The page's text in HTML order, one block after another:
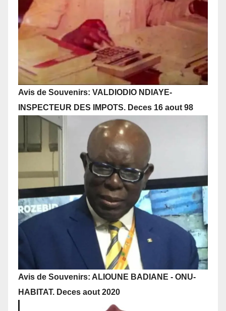
Avis de Souvenirs: VALDIODIO NDIAYE-
INSPECTEUR DES IMPOTS. Deces 16 aout 98
Avis de Souvenirs: ALIOUNE BADIANE - ONU-
HABITAT. Deces aout 2020